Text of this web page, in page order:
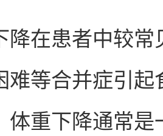
降在患者中较
难等合并症引
体重下降通常